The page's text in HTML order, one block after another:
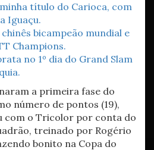
título do Carioca, com
Iguaçu.
bicampeão mundial e
Champions.
no 1º dia do Grand Slam
a primeira fase do
número de pontos (19),
com o Tricolor por conta do
treinado por Rogério
bonito na Copa do